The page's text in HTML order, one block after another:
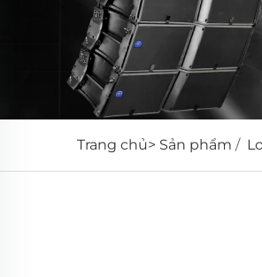
Trang chủ> Sản phẩm /